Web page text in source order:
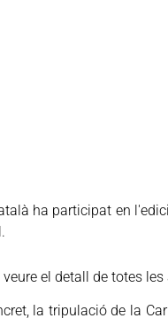
ha participat en
veure el detall de totes
la tripulació de la